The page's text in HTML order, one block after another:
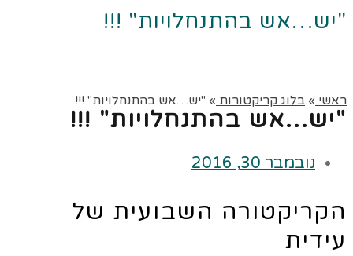
"יש…אש בהתנחלויות" !!!
ראשי » בלוג קריקטורות » "יש…אש בהתנחלויות" !!!
"יש…אש בהתנחלויות" !!!
נובמבר 30, 2016
הקריקטורה השבועית של
עידית